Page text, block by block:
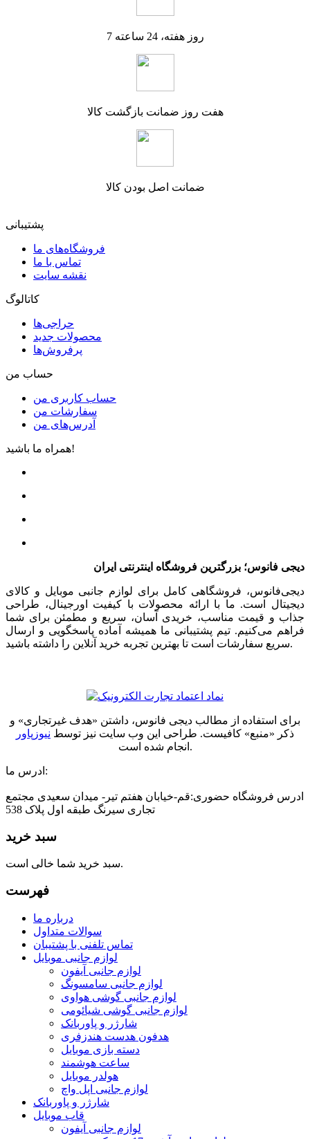
7 روز هفته، 24 ساعته
هفت روز ضمانت بازگشت کالا
ضمانت اصل بودن کالا
پشتیبانی
فروشگاه‌های ما
تماس با ما
نقشه سایت
کاتالوگ
حراجی‌ها
محصولات جدید
پرفروش‌ها
حساب من
حساب کاربری من
سفارشات من
آدرس‌های من
همراه ما باشید!
دیجی فانوس؛ بزرگترین فروشگاه اینترنتی ایران
دیجی‌فانوس، فروشگاهی کامل برای لوازم جانبی موبایل و کالای
دیجیتال است. ما با ارائه محصولات با کیفیت اورجینال، طراحی
جذاب و قیمت مناسب، خریدی آسان، سریع و مطمئن برای شما
فراهم می‌کنیم. تیم پشتیبانی ما همیشه آماده پاسخگویی و ارسال
سریع سفارشات است تا بهترین تجربه خرید آنلاین را داشته باشید.
برای استفاده از مطالب دیجی فانوس، داشتن «هدف غیرتجاری» و
ذکر «منبع» کافیست. طراحی این وب سایت نیز توسط نیوزپاور
انجام شده است.
ادرس ما:
ادرس فروشگاه حضوری:قم-خیابان هفتم تیر- میدان سعیدی مجتمع
تجاری سیرنگ طبقه اول پلاک 538
سبد خرید
سبد خرید شما خالی است.
فهرست
درباره ما
سوالات متداول
تماس تلفنی با پشتیبان
لوازم جانبی موبایل
لوازم جانبی آیفون
لوازم جانبی سامسونگ
لوازم جانبی گوشی هواوی
لوازم جانبی گوشی شیائومی
شارژر و پاوربانک
هدفون هدست هندزفری
دسته بازی موبایل
ساعت هوشمند
هولدر موبایل
لوازم جانبی اپل واچ
شارژر و پاوربانک
قاب موبایل
لوازم جانبی آیفون